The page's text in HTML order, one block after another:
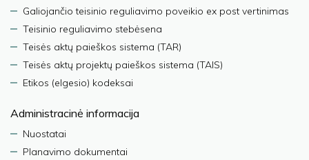
Galiojančio teisinio reguliavimo poveikio ex post vertinimas
Teisinio reguliavimo stebėsena
Teisės aktų paieškos sistema (TAR)
Teisės aktų projektų paieškos sistema (TAIS)
Etikos (elgesio) kodeksai
Administracinė informacija
Nuostatai
Planavimo dokumentai